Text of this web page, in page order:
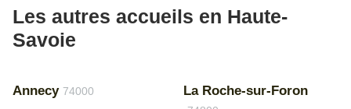
Les autres accueils en Haute-
Savoie
Annecy 74000 La Roche-sur-Foron